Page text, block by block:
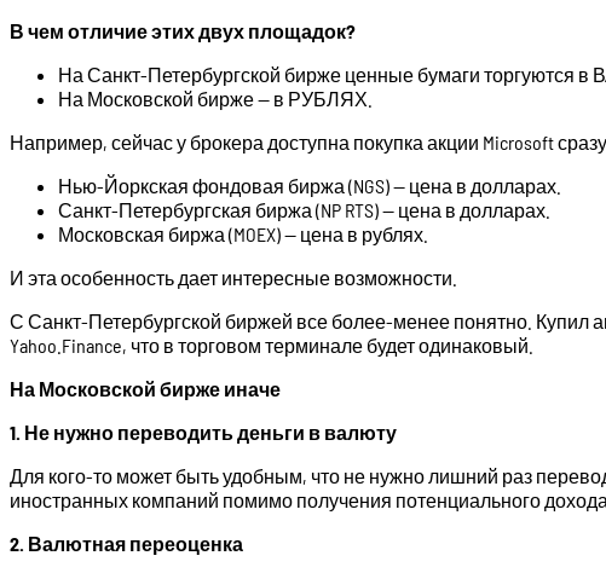
В чем отличие этих двух площадок?
На Санкт-Петербургской бирже ценные бумаги торгуются в
На Московской бирже — в РУБЛЯХ.
Например, сейчас у брокера доступна покупка акции Microsoft
Нью-Йоркская фондовая биржа (NGS) — цена в долларах.
Санкт-Петербургская биржа (NP RTS) — цена в долларах.
Московская биржа (MOEX) — цена в рублях.
И эта особенность дает интересные возможности.
С Санкт-Петербургской биржей все более-менее понятно. Купил
Yahoo.Finance, что в торговом терминале будет одинаковый.
На Московской бирже иначе
1. Не нужно переводить деньги в валюту
Для кого-то может быть удобным, что не нужно лишний раз
иностранных компаний помимо получения потенциального
2. Валютная переоценка